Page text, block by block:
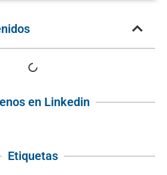
en Linkedin
Etiquetas